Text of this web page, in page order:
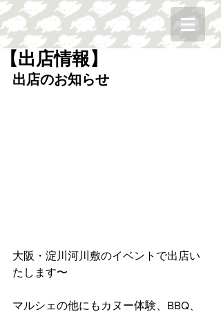
【出店情報】
出店のお知らせ
大阪・淀川河川敷のイベントで出店い
たします〜﻿
マルシェの他にもカヌー体験、BBQ、